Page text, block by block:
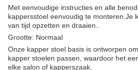
Met eenvoudige instructies en alle
kappersstoel eenvoudig te monteren.Je
van tijd opzetten en draaien..
Grootte: Normaal
Onze kapper stoel basis is ontworpen
kapper stoelen passen, waardoor het
elke salon of kapperszaak.